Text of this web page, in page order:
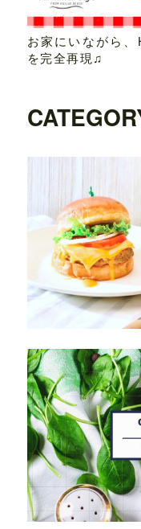
お家にいながら
を完全再現♫